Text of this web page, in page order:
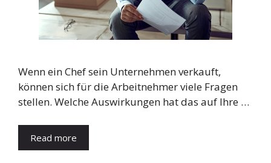
Wenn ein Chef sein Unternehmen verkauft,
können sich für die Arbeitnehmer viele Fragen
stellen. Welche Auswirkungen hat das auf Ihre …
Read more